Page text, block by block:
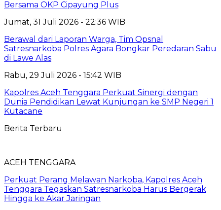
Bersama OKP Cipayung Plus
Jumat, 31 Juli 2026 - 22:36 WIB
Berawal dari Laporan Warga, Tim Opsnal
Satresnarkoba Polres Agara Bongkar Peredaran Sabu
di Lawe Alas
Rabu, 29 Juli 2026 - 15:42 WIB
Kapolres Aceh Tenggara Perkuat Sinergi dengan
Dunia Pendidikan Lewat Kunjungan ke SMP Negeri 1
Kutacane
Berita Terbaru
ACEH TENGGARA
Perkuat Perang Melawan Narkoba, Kapolres Aceh
Tenggara Tegaskan Satresnarkoba Harus Bergerak
Hingga ke Akar Jaringan